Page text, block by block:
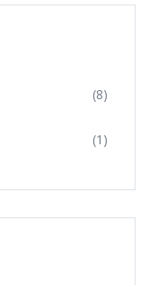
(8)
(1)